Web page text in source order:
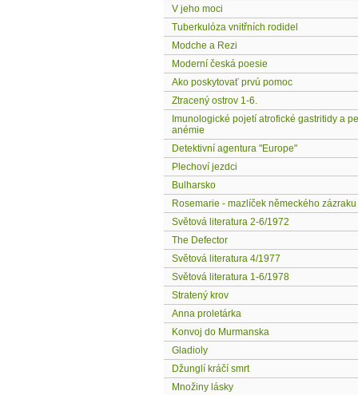
V jeho moci
Tuberkulóza vnitřních rodidel
Modche a Rezi
Moderní česká poesie
Ako poskytovať prvú pomoc
Ztracený ostrov 1-6.
Imunologické pojetí atrofické gastritidy a
anémie
Detektivní agentura "Europe"
Plechoví jezdci
Bulharsko
Rosemarie - mazlíček německého zázraku
Světová literatura 2-6/1972
The Defector
Světová literatura 4/1977
Světová literatura 1-6/1978
Stratený krov
Anna proletárka
Konvoj do Murmanska
Gladioly
Džunglí kráčí smrt
Množiny lásky